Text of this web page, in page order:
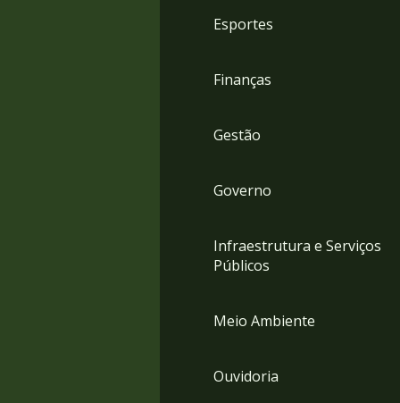
Esportes
Finanças
Gestão
Governo
Infraestrutura e Serviços
Públicos
Meio Ambiente
Ouvidoria